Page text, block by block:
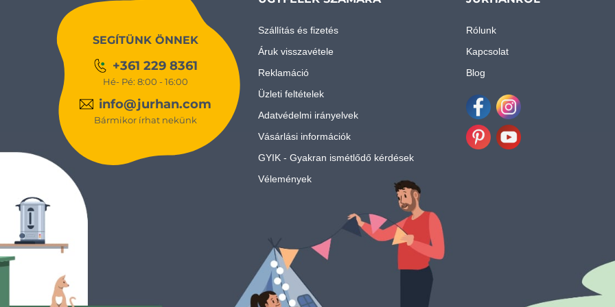
SEGÍTÜNK ÖNNEK
+361 229 8361
Hé- Pé: 8:00 - 16:00
info@jurhan.com
Bármikor írhat nekünk
Szállítás és fizetés
Áruk visszavétele
Reklamáció
Üzleti feltételek
Adatvédelmi irányelvek
Vásárlási információk
GYIK - Gyakran ismétlődő kérdések
Vélemények
Rólunk
Kapcsolat
Blog
FacebookInstagram